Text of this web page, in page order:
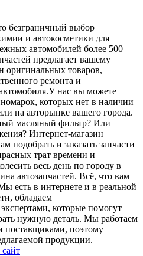
безграничный выбор
и автокосметики для
автомобилей более 500
предлагает вашему
товаров,
ремонта и
нас вы можете
которых нет в наличии
на авторынке вашего города.
масляный фильтр? Или
Интернет-магазин
подобрать и заказать запчасти
трат времени и
весь день по городу в
автозапчастей. Всё, что вам
есть в интернете и в реальной
обладаем
которые помогут
нужную деталь. Мы работаем
поставщиками, поэтому
продукции.
сайт